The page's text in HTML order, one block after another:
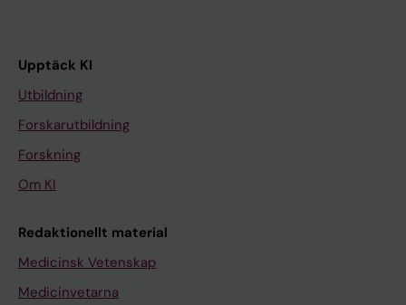
Upptäck KI
Utbildning
Forskarutbildning
Forskning
Om KI
Redaktionellt material
Medicinsk Vetenskap
Medicinvetarna